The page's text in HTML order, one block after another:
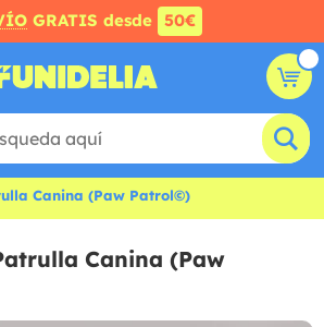
GRATIS desde 50€
Canina (Paw Patrol©)
Canina (Paw